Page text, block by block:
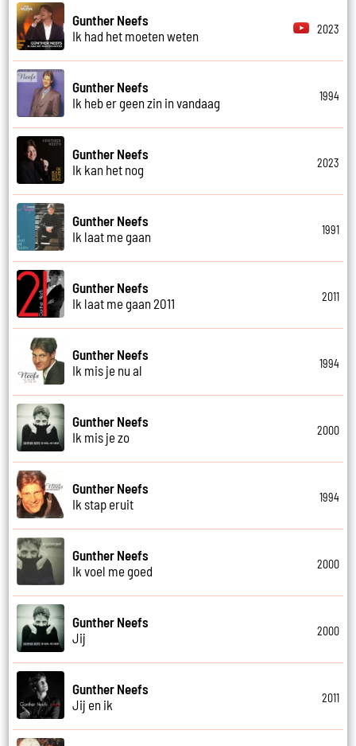
Gunther Neefs
Ik had het moeten weten
2023
Gunther Neefs
Ik heb er geen zin in vandaag
1994
Gunther Neefs
Ik kan het nog
2023
Gunther Neefs
Ik laat me gaan
1991
Gunther Neefs
Ik laat me gaan 2011
2011
Gunther Neefs
Ik mis je nu al
1994
Gunther Neefs
Ik mis je zo
2000
Gunther Neefs
Ik stap eruit
1994
Gunther Neefs
Ik voel me goed
2000
Gunther Neefs
Jij
2000
Gunther Neefs
Jij en ik
2011